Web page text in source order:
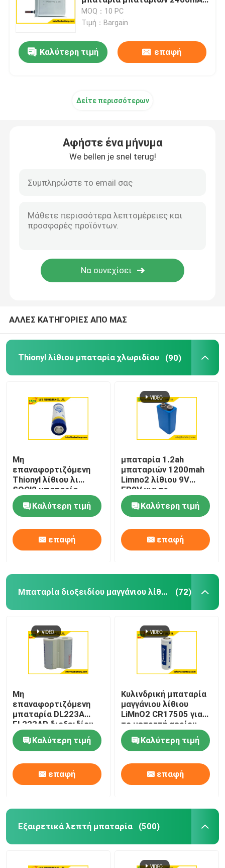
Εξαιρετικά λεπτή μπαταρία
Κύτταρο κουμπιών λίθιου
Μπαταρία PCM
Φορτιστές μπαταριών λίθιου
1.2 επαναφορτιζόμενη μπαταρία Β
εξαρτήματα μπαταριών
για τις ευφυείς διοικητικές
μέριμνες
MOQ：10 PC
Τιμή：Bargain
Καλύτερη τιμή επαφή
Δείτε περισσότερων
Αφήστε ένα μήνυμα
We bellen je snel terug!
ΑΛΛΕΣ ΚΑΤΗΓΟΡΙΕΣ ΑΠΟ ΜΑΣ
Thionyl λίθιου μπαταρία χλωριδίου (90)
Μη
επαναφορτιζόμενη
Thionyl λίθιου λι
SOCl2 μπαταρία
ER14505 AA 3.6V
χλωριδίου
Καλύτερη τιμή
επαφή
μπαταρία 1.2ah
μπαταριών 1200mah
Limno2 λίθιου 9V
ER9V για το
συναγερμό ασφάλειας
λιμνών Lifebuoy
Καλύτερη τιμή
επαφή
Μπαταρία διοξειδίου μαγγάνιου λίθιου (72)
Μη
επαναφορτιζόμενη
μπαταρία DL223A
EL223AP διοξειδίου
μαγγάνιου λίθιου
Καλύτερη τιμή
επαφή
Κυλινδρική μπαταρία
μαγγάνιου λίθιου
LiMnO2 CR17505 για
το μετρητή αερίου
νερού
Καλύτερη τιμή
επαφή
Εξαιρετικά λεπτή μπαταρία (500)